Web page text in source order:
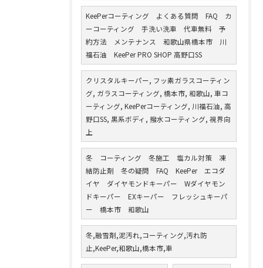
KeePerコーティング よくある質問 FAQ カ
ーコーティング 手洗い洗車 代車無料 予
約方法 メンテナンス 和歌山県橋本市 川
福石油 KeePer PRO SHOP 高野口SS
クリスタルキーパー, フッ素ガラスコーティン
グ, ガラスコーティング, 橋本市, 和歌山, 車コ
ーティング, KeePerコーティング, 川福石油, 高
野口SS, 黒系ボディ, 撥水コーティング, 視界向
上
冬 コーティング 冬施工 塩カル対策 凍
結防止剤 冬の疑問 FAQ KeePer エコダ
イヤ ダイヤモンドキーパー Wダイヤモン
ドキーパー EXキーパー フレッシュキーパ
ー 橋本市 和歌山
冬,融雪剤,泥汚れ,コーティング,汚れ防
止,KeePer,和歌山,橋本市,車